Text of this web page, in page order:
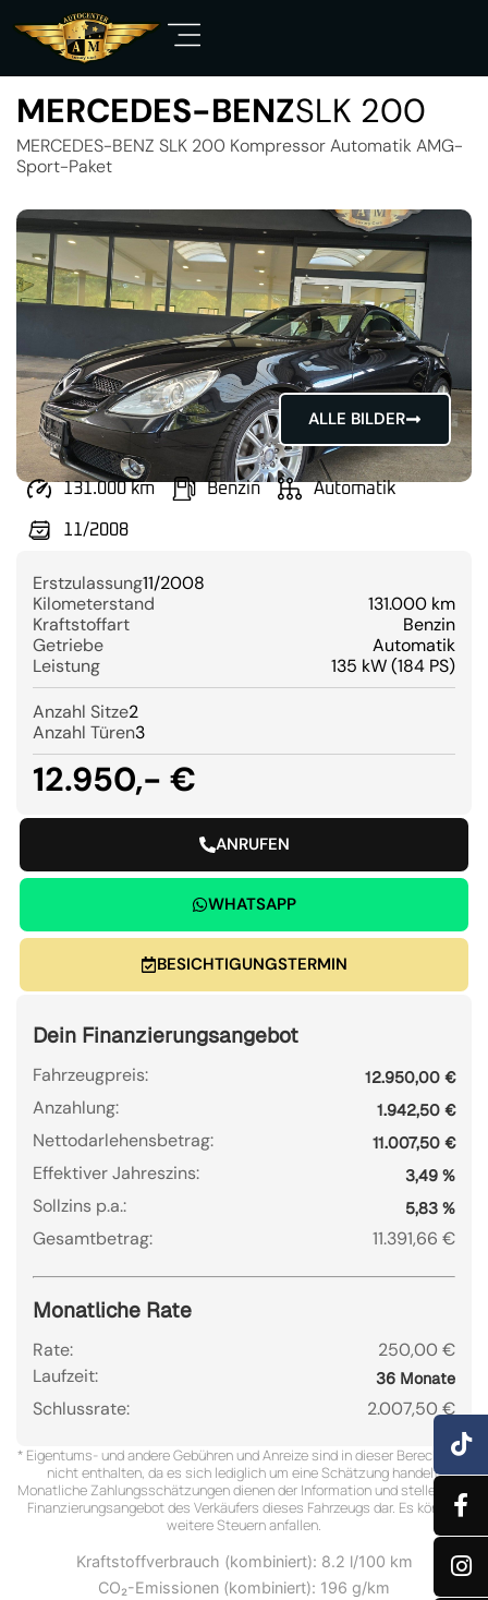
MERCEDES-BENZSLK 200
MERCEDES-BENZ SLK 200 Kompressor Automatik AMG-
Sport-Paket
ALLE BILDER
131.000 km Benzin Automatik
11/2008
Erstzulassung11/2008
Kilometerstand
131.000 km
Kraftstoffart
Benzin
Getriebe
Automatik
Leistung
135 kW (184 PS)
Anzahl Sitze2
Anzahl Türen3
12.950,- €
ANRUFEN
WHATSAPP
BESICHTIGUNGSTERMIN
Dein Finanzierungsangebot
Fahrzeugpreis: 12.950,00 €
Anzahlung: 1.942,50 €
Nettodarlehensbetrag: 11.007,50 €
Effektiver Jahreszins: 3,49 %
Sollzins p.a.: 5,83 %
Gesamtbetrag: 11.391,66 €
Monatliche Rate
Rate:
250,00 €
Laufzeit:
36 Monate
Schlussrate: 2.007,50 €
* Eigentums- und andere Gebühren und Anreize sind in dieser Berechnung
nicht enthalten, da es sich lediglich um eine Schätzung handelt.
Monatliche Zahlungsschätzungen dienen der Information und stellen kein
Finanzierungsangebot des Verkäufers dieses Fahrzeugs dar. Es können
weitere Steuern anfallen.
Kraftstoffverbrauch (kombiniert): 8.2 l/100 km
CO₂-Emissionen (kombiniert): 196 g/km